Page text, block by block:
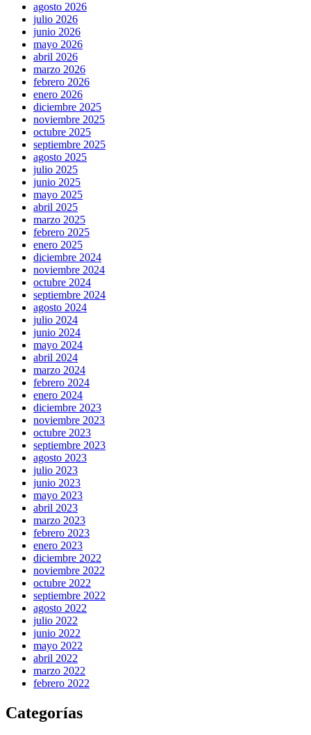
agosto 2026
julio 2026
junio 2026
mayo 2026
abril 2026
marzo 2026
febrero 2026
enero 2026
diciembre 2025
noviembre 2025
octubre 2025
septiembre 2025
agosto 2025
julio 2025
junio 2025
mayo 2025
abril 2025
marzo 2025
febrero 2025
enero 2025
diciembre 2024
noviembre 2024
octubre 2024
septiembre 2024
agosto 2024
julio 2024
junio 2024
mayo 2024
abril 2024
marzo 2024
febrero 2024
enero 2024
diciembre 2023
noviembre 2023
octubre 2023
septiembre 2023
agosto 2023
julio 2023
junio 2023
mayo 2023
abril 2023
marzo 2023
febrero 2023
enero 2023
diciembre 2022
noviembre 2022
octubre 2022
septiembre 2022
agosto 2022
julio 2022
junio 2022
mayo 2022
abril 2022
marzo 2022
febrero 2022
Categorías